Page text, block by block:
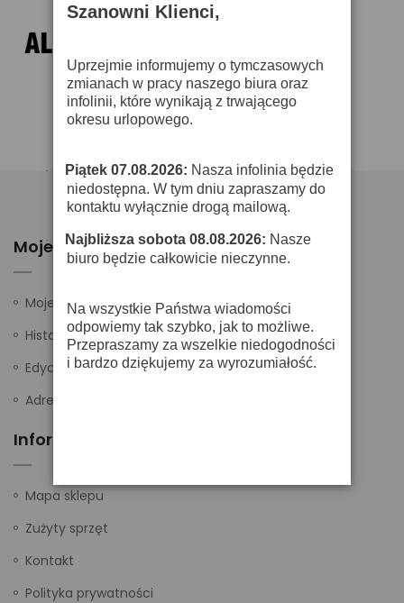
Moje Konto
Moje ustawienia
Historia zamówień
Edycja danych
Adresy
Informacje
Mapa sklepu
Zużyty sprzęt
Kontakt
Polityka prywatności
Szanowni Klienci,
Uprzejmie informujemy o tymczasowych
zmianach w pracy naszego biura oraz
infolinii, które wynikają z trwającego
okresu urlopowego.
· Piątek 07.08.2026: Nasza infolinia będzie
niedostępna. W tym dniu zapraszamy do
kontaktu wyłącznie drogą mailową.
· Najbliższa sobota 08.08.2026: Nasze
biuro będzie całkowicie nieczynne.
Na wszystkie Państwa wiadomości
odpowiemy tak szybko, jak to możliwe.
Przepraszamy za wszelkie niedogodności
i bardzo dziękujemy za wyrozumiałość.